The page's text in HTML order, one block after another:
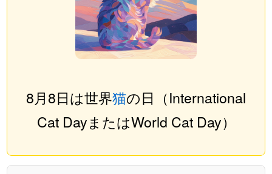
8月8日は世界猫の日（International
Cat DayまたはWorld Cat Day）